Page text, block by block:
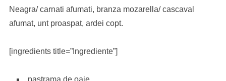
Neagra/ carnati afumati, branza mozarella/ cascaval
afumat, unt proaspat, ardei copt.
[ingredients title=”Ingrediente”]
pastrama de oaie,